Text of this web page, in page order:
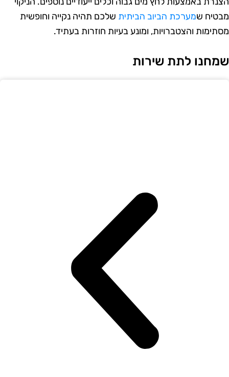
שמערכת הביוב הביתיתשלכם תהיה נקייה וחופשית
והצטברויות, ומונע בעיות חוזרות בעתיד.
לתת שירות